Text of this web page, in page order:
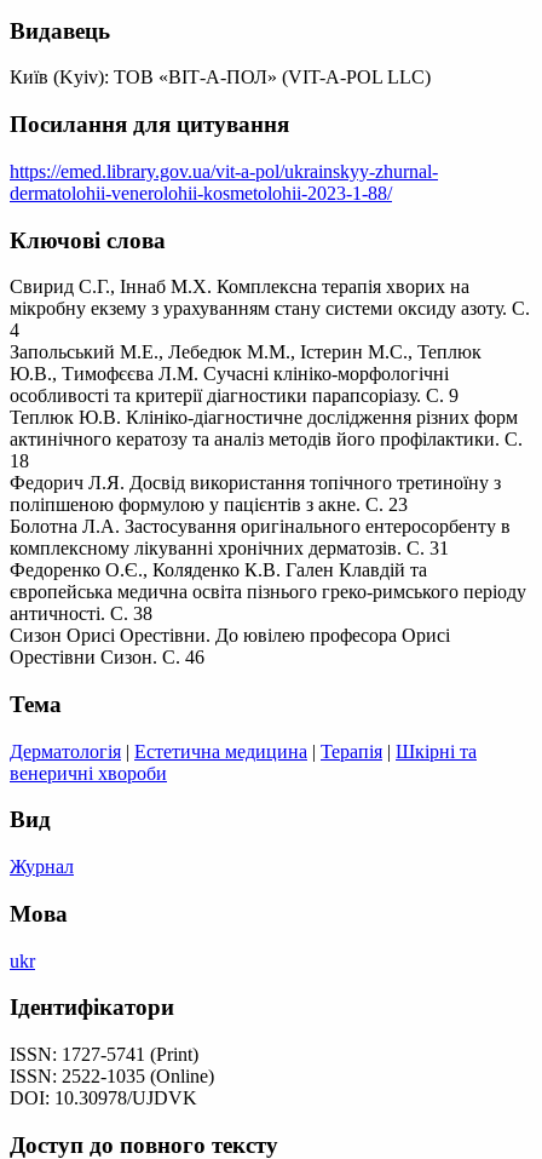
Видавець
Київ (Kyiv): ТОВ «ВІТ-А-ПОЛ» (VIT-A-POL LLC)
Посилання для цитування
https://emed.library.gov.ua/vit-a-pol/ukrainskyy-zhurnal-
dermatolohii-venerolohii-kosmetolohii-2023-1-88/
Ключові слова
Свирид С.Г., Іннаб М.Х. Комплексна терапія хворих на
мікробну екзему з урахуванням стану системи оксиду азоту. С.
4
Запольський М.Е., Лебедюк М.М., Істерин М.С., Теплюк
Ю.В., Тимофєєва Л.М. Сучасні клініко-морфологічні
особливості та критерії діагностики парапсоріазу. С. 9
Теплюк Ю.В. Клініко-діагностичне дослідження різних форм
актинічного кератозу та аналіз методів його профілактики. С.
18
Федорич Л.Я. Досвід використання топічного третиноїну з
поліпшеною формулою у пацієнтів з акне. С. 23
Болотна Л.А. Застосування оригінального ентеросорбенту в
комплексному лікуванні хронічних дерматозів. С. 31
Федоренко О.Є., Коляденко К.В. Гален Клавдій та
європейська медична освіта пізнього греко-римського періоду
античності. С. 38
Сизон Орисі Орестівни. До ювілею професора Орисі
Орестівни Сизон. С. 46
Тема
Дерматологія | Естетична медицина | Терапія | Шкірні та
венеричні хвороби
Вид
Журнал
Мова
ukr
Ідентифікатори
ISSN: 1727-5741 (Print)
ISSN: 2522-1035 (Online)
DOI: 10.30978/UJDVK
Доступ до повного тексту